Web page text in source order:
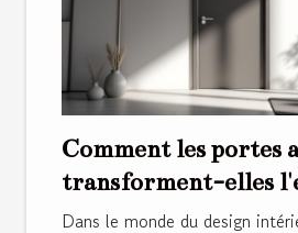
Comment les portes
transforment-elles
intérieure ?
Dans le monde du design